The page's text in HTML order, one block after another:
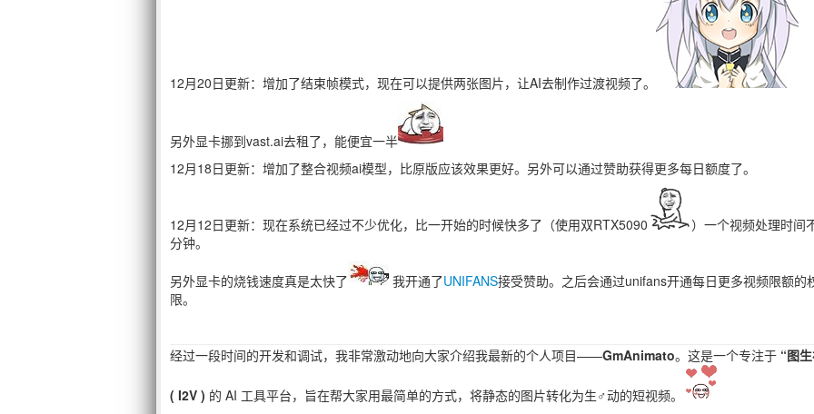
12月20日更新：增加了结束帧模式，现在可以提供两张图片，让AI去制作过渡视频了。
另外显卡挪到vast.ai去租了，能便宜一半
12月18日更新：增加了整合视频ai模型，比原版应该效果更好。另外可以通过赞助获得更多每日额度了。
12月12日更新：现在系统已经过不少优化，比一开始的时候快多了（使用双RTX5090
）一个视频处理时间
分钟。
另外显卡的烧钱速度真是太快了 我开通了UNIFANS接受赞助。之后会通过unifans开通每日更多视频限额的
限。
经过一段时间的开发和调试，我非常激动地向大家介绍我最新的个人项目——GmAnimato。这是一个专注于 “图
( I2V ) 的 AI 工具平台，旨在帮大家用最简单的方式，将静态的图片转化为生♂动的短视频。